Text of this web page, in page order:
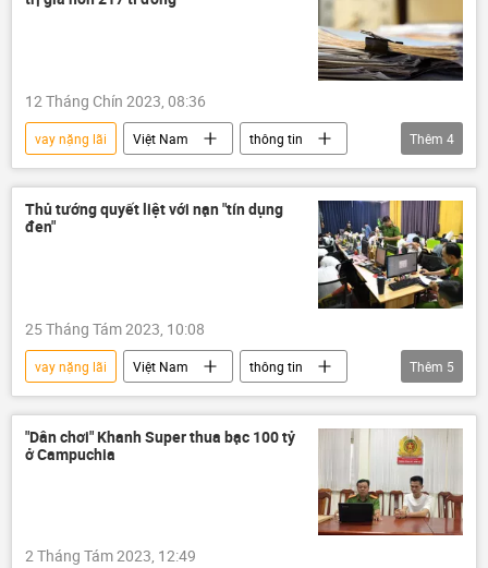
12 Tháng Chín 2023, 08:36
vay nặng lãi Việt Nam
thông tin
tội phạm
Pháp luật
công an
Xã hội
Thêm 4
Thủ tướng quyết liệt với nạn "tín dụng
đen"
25 Tháng Tám 2023, 10:08
vay nặng lãi Việt Nam
thông tin
Chính phủ
Thủ tướng
tín dụng
tín dụng đen
Pháp luật
Thêm 5
"Dân chơi" Khanh Super thua bạc 100 tỷ
ở Campuchia
2 Tháng Tám 2023, 12:49